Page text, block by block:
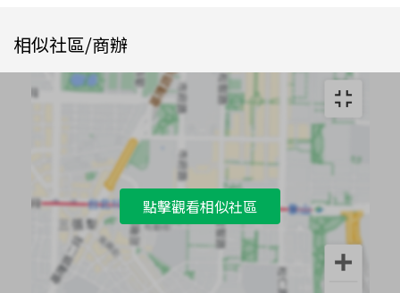
相似社區/商辦
點擊觀看相似社區